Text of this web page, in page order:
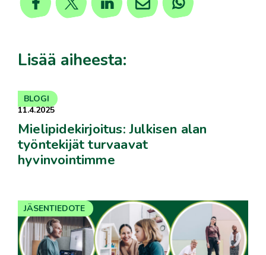
Lisää aiheesta:
11.4.2025
Mielipidekirjoitus: Julkisen alan
työntekijät turvaavat
hyvinvointimme
BLOGI
JÄSENTIEDOTE